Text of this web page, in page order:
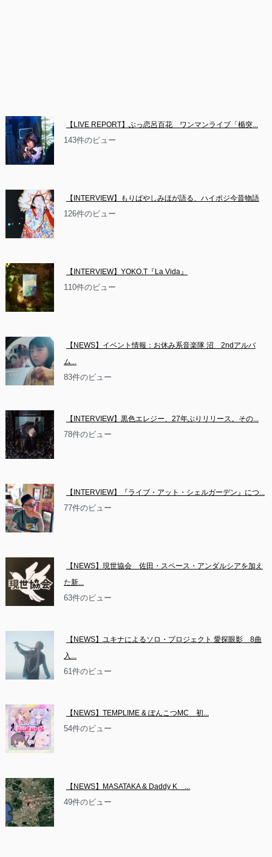
【LIVE REPORT】ぶっ恋呂百花　ワンマンライブ「楯突...
143件のビュー
【INTERVIEW】もりばやしみほが語る、ハイポジ今昔物語
126件のビュー
【INTERVIEW】YOKO.T『La Vida』
110件のビュー
【NEWS】イベント情報：お休み系音楽隊 沼　2ndアルバ
ム...
83件のビュー
【INTERVIEW】黒色エレジー、27年ぶりリリース。その...
78件のビュー
【INTERVIEW】『ライブ・アット・シェルガーデン』につ...
77件のビュー
【NEWS】現世協会　佐田・スペース・アンダルシアを加え
た新...
63件のビュー
【NEWS】ユキナによるソロ・プロジェクト 愛探眼影　8曲
入...
61件のビュー
【NEWS】TEMPLIME & ぽんこつMC　初...
54件のビュー
【NEWS】MASATAKA & Daddy K　...
49件のビュー